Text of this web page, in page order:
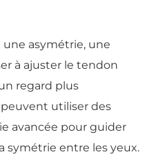
asymétrie, une
à ajuster le tendon
regard plus
utiliser des
avancée pour guider
symétrie entre les yeux.